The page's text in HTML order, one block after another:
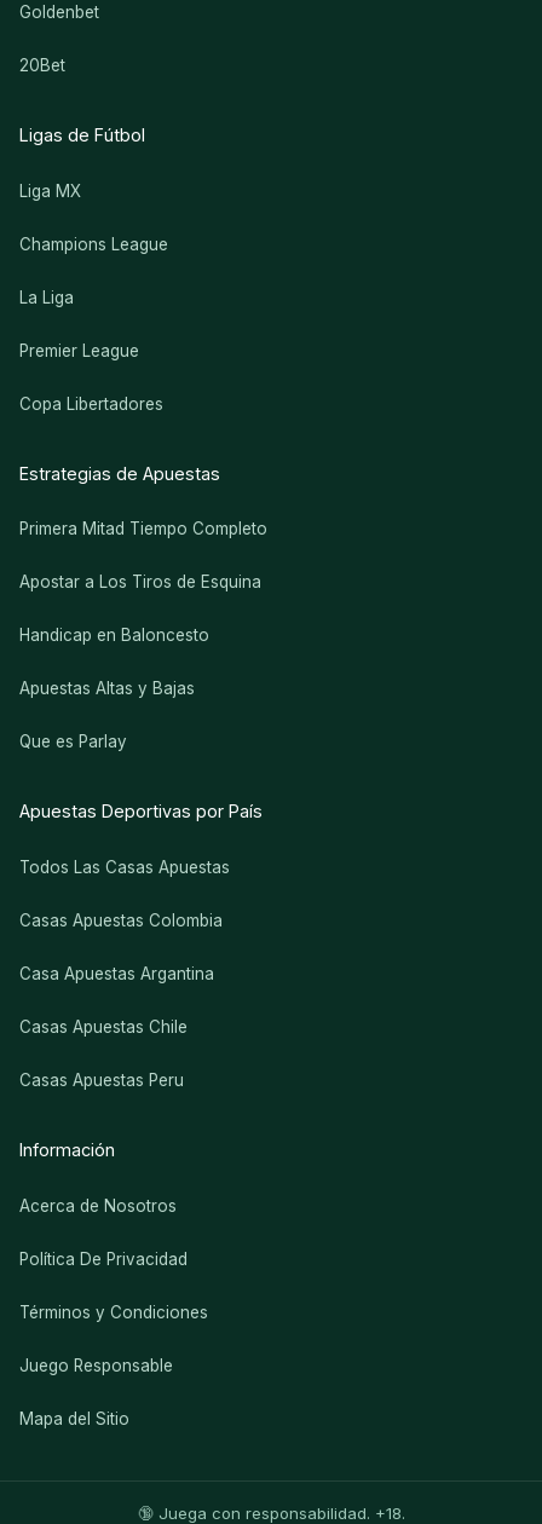
Goldenbet
20Bet
Ligas de Fútbol
Liga MX
Champions League
La Liga
Premier League
Copa Libertadores
Estrategias de Apuestas
Primera Mitad Tiempo Completo
Apostar a Los Tiros de Esquina
Handicap en Baloncesto
Apuestas Altas y Bajas
Que es Parlay
Apuestas Deportivas por País
Todos Las Casas Apuestas
Casas Apuestas Colombia
Casa Apuestas Argantina
Casas Apuestas Chile
Casas Apuestas Peru
Información
Acerca de Nosotros
Política De Privacidad
Términos y Condiciones
Juego Responsable
Mapa del Sitio
🔞 Juega con responsabilidad. +18.